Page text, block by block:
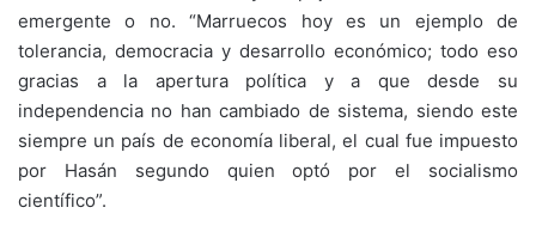
emergente o no. “Marruecos hoy es un ejemplo de
tolerancia, democracia y desarrollo económico; todo eso
gracias a la apertura política y a que desde su
independencia no han cambiado de sistema, siendo este
siempre un país de economía liberal, el cual fue impuesto
por Hasán segundo quien optó por el socialismo
científico”.